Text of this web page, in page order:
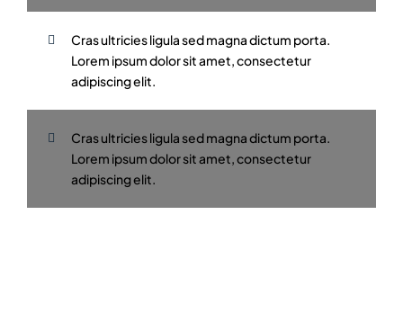
Cras ultricies ligula sed magna dictum porta.
Lorem ipsum dolor sit amet, consectetur
adipiscing elit.
Cras ultricies ligula sed magna dictum porta.
Lorem ipsum dolor sit amet, consectetur
adipiscing elit.